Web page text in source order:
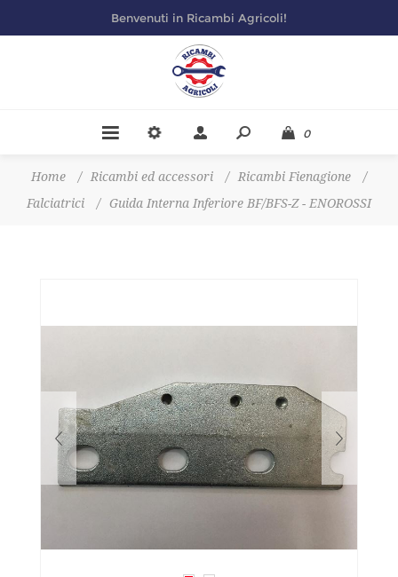
Benvenuti in Ricambi Agricoli!
0
Home / Ricambi ed accessori / Ricambi Fienagione
/
Falciatrici
/ Guida Interna Inferiore BF/BFS-Z - ENOROSSI